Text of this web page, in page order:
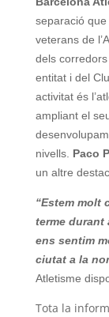
separació
veterans de
dels
entitat i del
activitat és
ampliant el
nivells. Paco
un altre
“Estem molt
terme durant
ens sentim
ciutat a la
Atletisme
Tota la